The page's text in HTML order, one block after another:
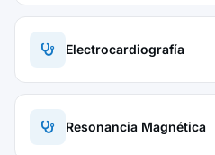
Electrocardiografía
Resonancia Magnética